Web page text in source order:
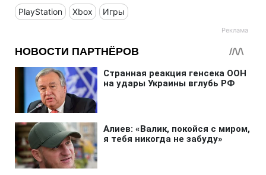
PlayStation Xbox Игры